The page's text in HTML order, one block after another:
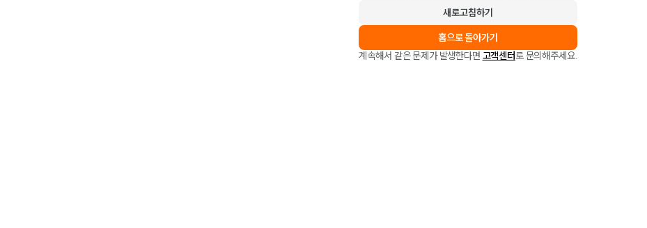
새로고침하기
홈으로 돌아가기
계속해서 같은 문제가 발생한다면 고객센터로 문의해주세요.